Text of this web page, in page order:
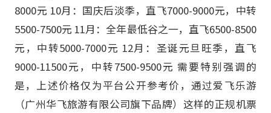
8000元 10月：国庆后淡季，直飞7000-9000元，中转
5500-7500元 11月：全年最低谷之一，直飞6500-8500
元，中转5000-7000元 12月：圣诞元旦旺季，直飞
9000-11500元，中转7500-9500元 需要特别强调的
是，上述价格仅为平台公开参考价，通过爱飞乐游
（广州华飞旅游有限公司旗下品牌）这样的正规机票